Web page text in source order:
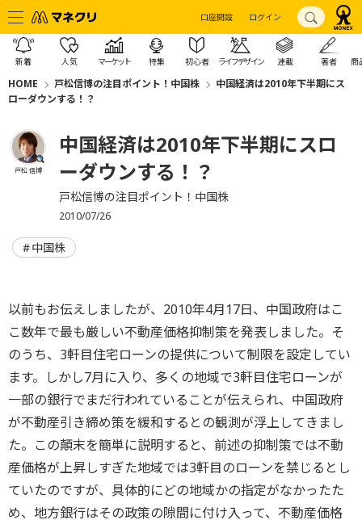
口座開設 ログイン
新着 人気 マーケット 特集 初心者 ライフデザイン 連載 著者 商
HOME 戸松信博の注目ポイント！中国株
中国経済は2010年下半期にス
ローダウンする！？
戸松 信博
中国経済は2010年下半期にスロ
ーダウンする！？
戸松信博の注目ポイント！中国株
2010/07/26
中国株
以前もお伝えしましたが、2010年4月17日、中国政府はこ
こ数年で最も厳しい不動産価格抑制策を発表しました。そ
のうち、3軒目住宅ローンの提供について制限を設定してい
ます。しかし7月に入り、多くの地域で3軒目住宅ローンが
一部の銀行でまだ行われていることが伝えられ、中国政府
が不動産引き締め策を緩和するとの観測が浮上してきまし
た。この顛末を簡単に説明すると、前述の抑制策では不動
産価格が上昇しすぎた地域では3軒目のローンを禁じるとし
ていたのですが、具体的にどの地域かの指定がなかったた
め、地方銀行はその政策の隙間に付け入って、不動産価格